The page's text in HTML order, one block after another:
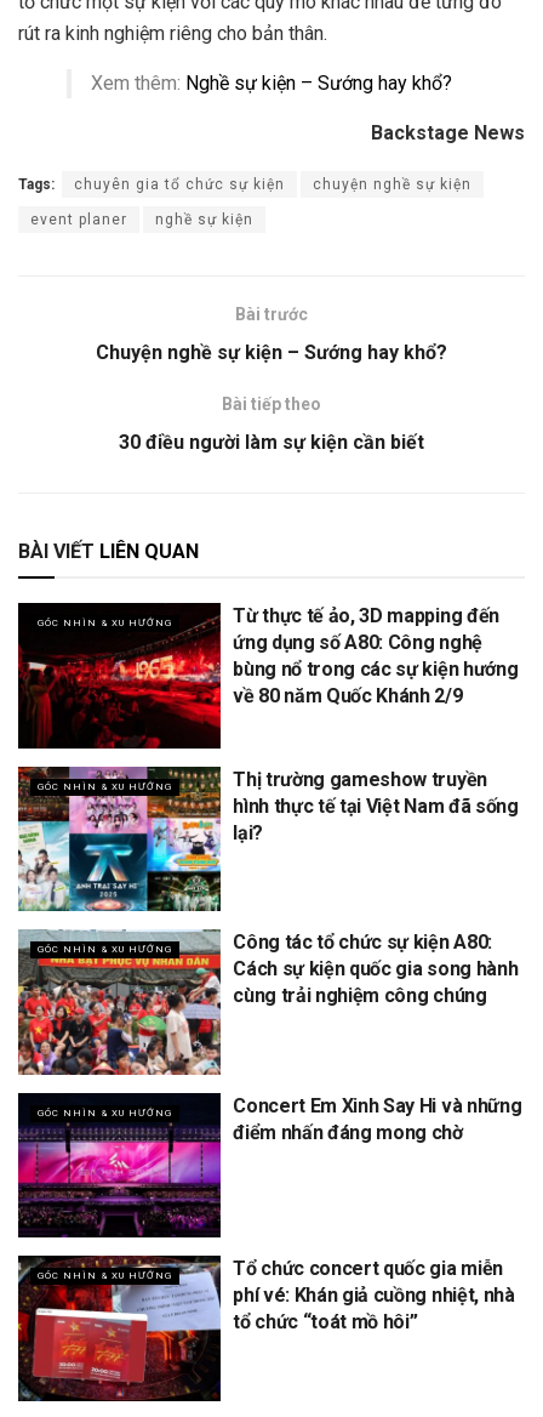
rút ra kinh nghiệm riêng cho bản thân.
Xem thêm: Nghề sự kiện – Sướng hay khổ?
Backstage News
Tags: chuyên gia tổ chức sự kiện chuyện nghề sự kiện
event planer nghề sự kiện
Bài trước
Chuyện nghề sự kiện – Sướng hay khổ?
Bài tiếp theo
30 điều người làm sự kiện cần biết
BÀI VIẾT LIÊN QUAN
GÓC NHÌN & XU HƯỚNG
Từ thực tế ảo, 3D mapping đến
ứng dụng số A80: Công nghệ
bùng nổ trong các sự kiện hướng
về 80 năm Quốc Khánh 2/9
GÓC NHÌN & XU HƯỚNG
Thị trường gameshow truyền
hình thực tế tại Việt Nam đã sống
lại?
GÓC NHÌN & XU HƯỚNG
Công tác tổ chức sự kiện A80:
Cách sự kiện quốc gia song hành
cùng trải nghiệm công chúng
GÓC NHÌN & XU HƯỚNG
Concert Em Xinh Say Hi và những
điểm nhấn đáng mong chờ
GÓC NHÌN & XU HƯỚNG
Tổ chức concert quốc gia miễn
phí vé: Khán giả cuồng nhiệt, nhà
tổ chức “toát mồ hôi”